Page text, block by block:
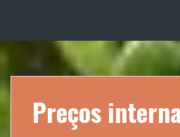
Preços